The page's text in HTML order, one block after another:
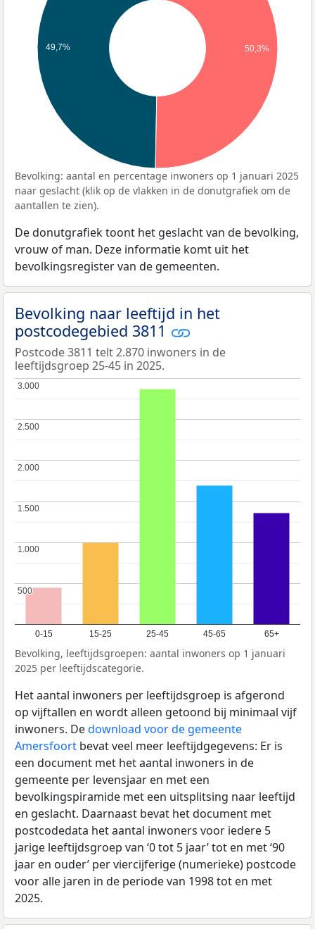
49,7% 50,3%
Bevolking: aantal en percentage inwoners op 1 januari 2025
naar geslacht (klik op de vlakken in de donutgrafiek om de
aantallen te zien).
De donutgrafiek toont het geslacht van de bevolking,
vrouw of man. Deze informatie komt uit het
bevolkingsregister van de gemeenten.
Bevolking naar leeftijd in het
postcodegebied 3811
Postcode 3811 telt 2.870 inwoners in de
leeftijdsgroep 25-45 in 2025.
0-15 15-25 25-45 45-65 65+
500
500
1.000
1.000
1.500
1.500
2.000
2.000
2.500
2.500
3.000
3.000
Bevolking, leeftijdsgroepen: aantal inwoners op 1 januari
2025 per leeftijdscategorie.
Het aantal inwoners per leeftijdsgroep is afgerond
op vijftallen en wordt alleen getoond bij minimaal vijf
inwoners. Dedownload voor de gemeente
Amersfoort bevat veel meer leeftijdgegevens: Er is
een document met het aantal inwoners in de
gemeente per levensjaar en met een
bevolkingspiramide met een uitsplitsing naar leeftijd
en geslacht. Daarnaast bevat het document met
postcodedata het aantal inwoners voor iedere 5
jarige leeftijdsgroep van ‘0 tot 5 jaar’ tot en met ‘90
jaar en ouder’ per viercijferige (numerieke) postcode
voor alle jaren in de periode van 1998 tot en met
2025.